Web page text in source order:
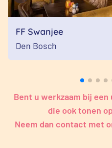
FF Swanjee
Den Bosch
Bent u werkzaam bij
die ook tonen
Neem dan contact met